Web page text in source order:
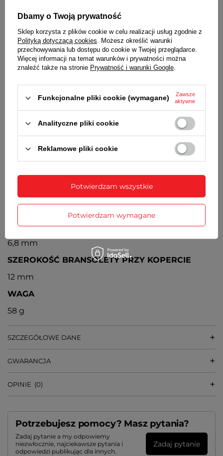
Srebrno-szara, motyw kwiatowy, wskazówki i
indeksy w kolorze koperty
BRANSOLETA
Wysokiej jakości stal nierdzewna w kolorze żółtego
złota
Motylkowe
Kwarcowy
34 mm
GRUBOŚĆ KOPERTY
6,8 mm
SZEROKOŚĆ BRANSOLETY PRZY KOPERCIE
12 mm
WAGA
58 g
SZCZEGÓŁOWE DANE
GWARANCJA
OPINIE (0)
Potrzebujesz pomocy? Masz pytania?
Zadaj pytanie a my odpowiemy
niezwłocznie, najciekawsze pytania i
odpowiedzi publikując dla innych.
Zadaj pytanie
Dbamy o Twoją prywatność
Sklep korzysta z plików cookie w celu realizacji usług zgodnie z
Polityką dotyczącą cookies. Możesz określić warunki
przechowywania lub dostępu do cookie w Twojej przeglądarce.
Więcej informacji na temat warunków i prywatności można
znaleźć także na stronie Prywatność i warunki Google.
Funkcjonalne pliki cookie (wymagane)
Zawsze
aktywne
Analityczne pliki cookie
Reklamowe pliki cookie
Potwierdzam wymagane
Potwierdzam wszystkie